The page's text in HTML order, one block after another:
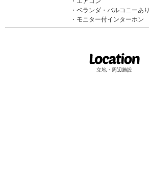
ベランダ・バルコニーあり
モニター付インターホン
立地・周辺施設